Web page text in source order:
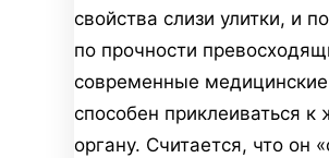
свойства слизи улитки, и
по прочности
современные
способен приклеиваться к
органу. Считается, что он